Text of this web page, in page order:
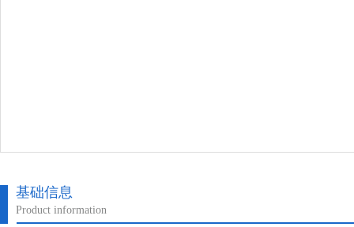
基础信息
Product information